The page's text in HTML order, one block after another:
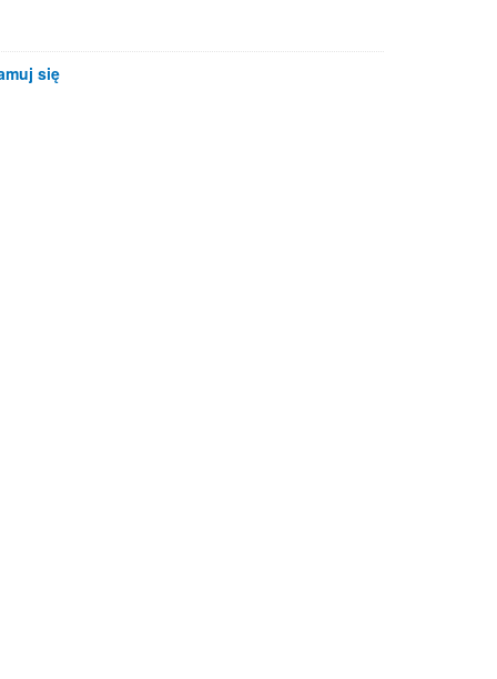
się